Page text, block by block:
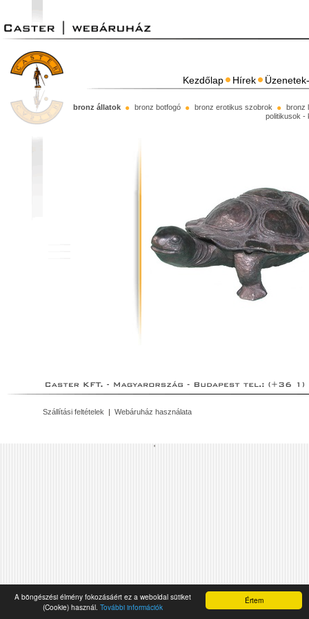
Értem
A böngészési élmény fokozásáért ez a weboldal sütiket
(Cookie) használ. További információk
Kezdőlap Hírek
bronz állatok bronz botfogó bronz erotikus szobrok
bronz
politikusok -
Szállítási feltételek | Webáruház használata
'